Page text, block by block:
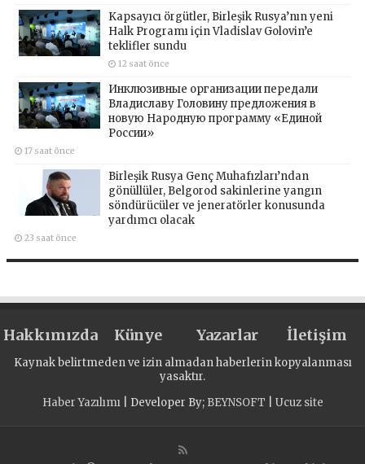
Kapsayıcı örgütler, Birleşik Rusya’nın yeni
Halk Programı için Vladislav Golovin’e
teklifler sundu
12 saat önce
Инклюзивные организации передали
Владиславу Головину предложения в
новую Народную программу «Единой
России»
17 saat önce
Birleşik Rusya Genç Muhafızları’ndan
gönüllüler, Belgorod sakinlerine yangın
söndürücüler ve jeneratörler konusunda
yardımcı olacak
23 saat önce
Hakkımızda Künye Yazarlar İletişim
Kaynak belirtmeden ve izin almadan haberlerin kopyalanması
yasaktır.
Haber Yazılımı| Developer By; BEYNSOFT Ucuz site